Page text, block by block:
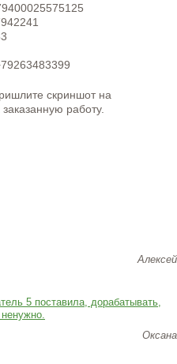
скриншот на
работу.
Алексей
5 поставила, дорабатывать,
Оксана